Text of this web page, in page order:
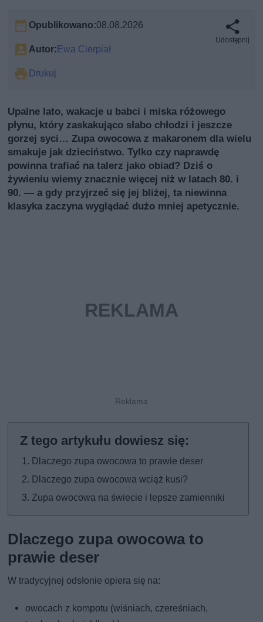
Opublikowano:08.08.2026
Autor: Ewa Cierpiał
Drukuj
Udostępnij
Upalne lato, wakacje u babci i miska różowego
płynu, który zaskakująco słabo chłodzi i jeszcze
gorzej syci… Zupa owocowa z makaronem dla wielu
smakuje jak dzieciństwo. Tylko czy naprawdę
powinna trafiać na talerz jako obiad? Dziś o
żywieniu wiemy znacznie więcej niż w latach 80. i
90. — a gdy przyjrzeć się jej bliżej, ta niewinna
klasyka zaczyna wyglądać dużo mniej apetycznie.
Dlaczego zupa owocowa to prawie deser
Dlaczego zupa owocowa wciąż kusi?
Zupa owocowa na świecie i lepsze zamienniki
Dlaczego zupa owocowa to
prawie deser
W tradycyjnej odsłonie opiera się na:
owocach z kompotu (wiśniach, czereśniach,